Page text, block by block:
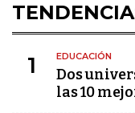
1 EDUCACIÓN
Dos
las 10